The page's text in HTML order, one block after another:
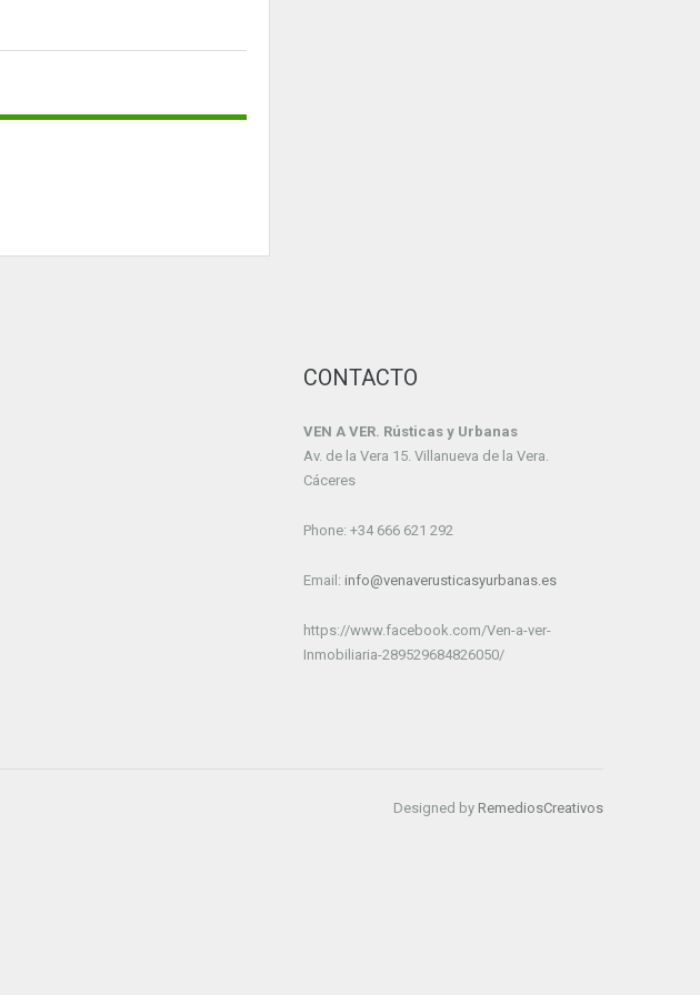
CONTACTO
VEN A VER. Rústicas y Urbanas
Av. de la Vera 15. Villanueva de la Vera.
Cáceres
Phone: +34 666 621 292
Email: info@venaverusticasyurbanas.es
https://www.facebook.com/Ven-a-ver-
Inmobiliaria-289529684826050/
Designed by RemediosCreativos